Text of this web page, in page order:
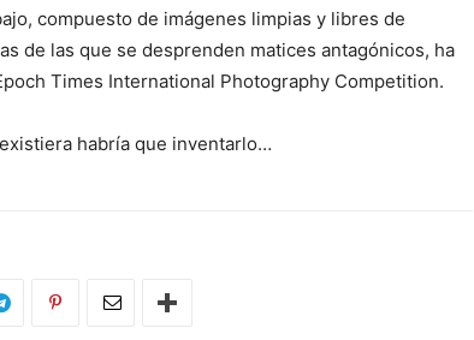
compuesto de imágenes limpias y libres de
de las que se desprenden matices antagónicos, ha
Times International Photography Competition.
habría que inventarlo…